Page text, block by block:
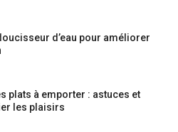
d’eau pour améliorer
plats à emporter : astuces et
les plaisirs